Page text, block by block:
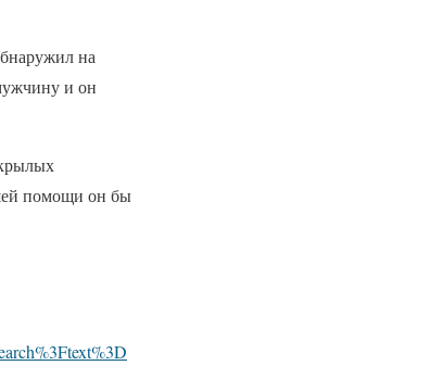
на
и он
помощи он бы